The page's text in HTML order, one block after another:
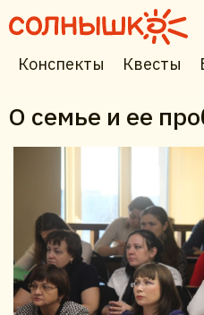
Конспекты Квесты
О семье и ее